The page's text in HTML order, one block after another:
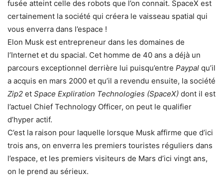
fusée atteint celle des robots que l’on connait. SpaceX est
certainement la société qui créera le vaisseau spatial qui
vous enverra dans l’espace !
Elon Musk est entrepreneur dans les domaines de
l’Internet et du spacial. Cet homme de 40 ans a déjà un
parcours exceptionnel derrière lui puisqu’entre Paypal qu’il
a acquis en mars 2000 et qu’il a revendu ensuite, la société
Zip2 et Space Expliration Technologies (SpaceX) dont il est
l’actuel Chief Technology Officer, on peut le qualifier
d’hyper actif.
C’est la raison pour laquelle lorsque Musk affirme que d’ici
trois ans, on enverra les premiers touristes réguliers dans
l’espace, et les premiers visiteurs de Mars d’ici vingt ans,
on le prend au sérieux.